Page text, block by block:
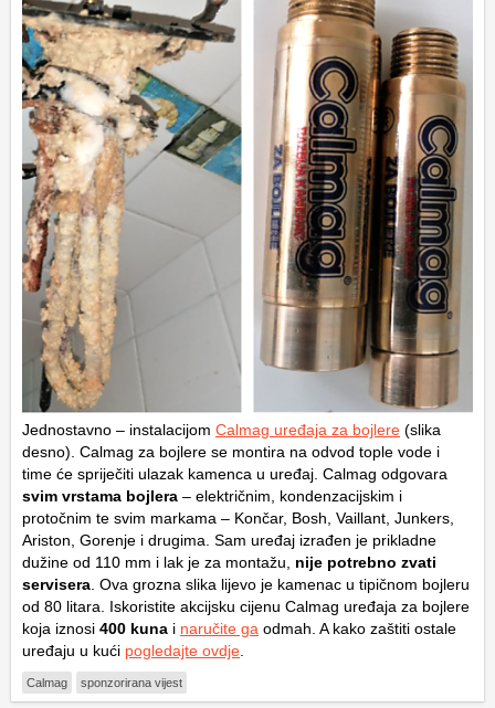
Jednostavno – instalacijom Calmag uređaja za bojlere (slika
desno). Calmag za bojlere se montira na odvod tople vode i
time će spriječiti ulazak kamenca u uređaj. Calmag odgovara
svim vrstama bojlera – električnim, kondenzacijskim i
protočnim te svim markama – Končar, Bosh, Vaillant, Junkers,
Ariston, Gorenje i drugima. Sam uređaj izrađen je prikladne
dužine od 110 mm i lak je za montažu, nije potrebno zvati
servisera. Ova grozna slika lijevo je kamenac u tipičnom bojleru
od 80 litara. Iskoristite akcijsku cijenu Calmag uređaja za bojlere
koja iznosi 400 kuna i naručite ga odmah. A kako zaštiti ostale
uređaju u kući pogledajte ovdje.
Calmag sponzorirana vijest